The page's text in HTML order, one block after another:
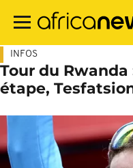
contenu
INFOS
Tour du
étape,